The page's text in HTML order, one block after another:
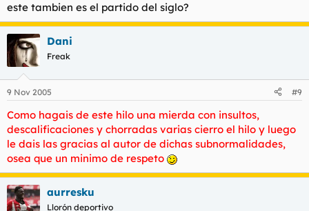
este tambien es el partido del siglo?
Dani
Freak
9 Nov 2005 #9
Como hagais de este hilo una mierda con insultos,
descalificaciones y chorradas varias cierro el hilo y luego
le dais las gracias al autor de dichas subnormalidades,
osea que un minimo de respeto
aurresku
Llorón deportivo